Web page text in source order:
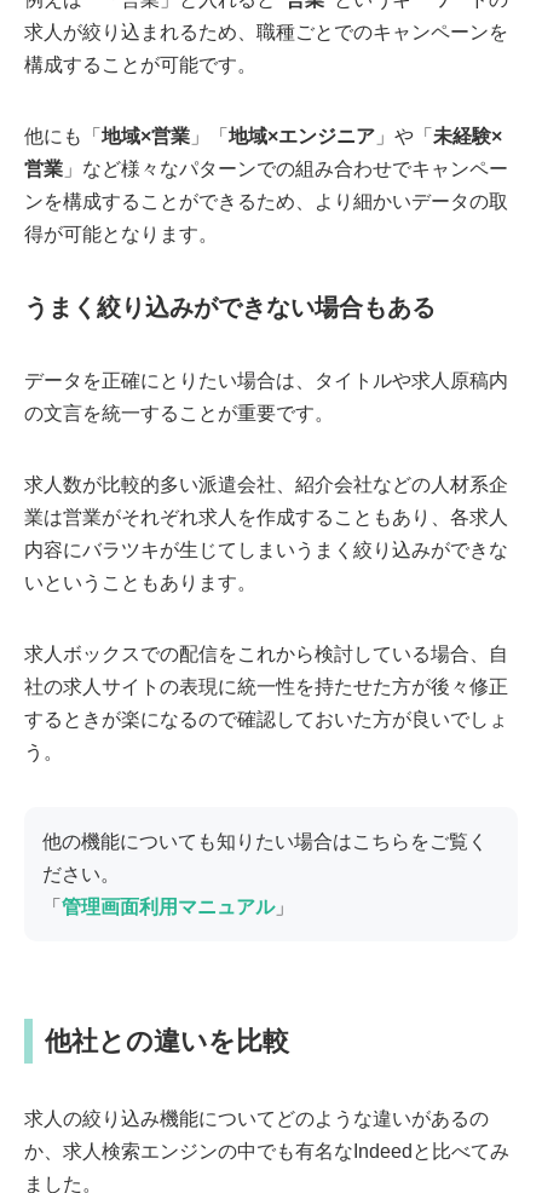
求人が絞り込まれるため、職種ごとでのキャンペーンを
構成することが可能です。
他にも「 地域×営業 」「 地域×エンジニア 」や「 未経験×
営業 」など様々なパターンでの組み合わせでキャンペー
ンを構成することができるため、より細かいデータの取
得が可能となります。
うまく絞り込みができない場合もある
データを正確にとりたい場合は、タイトルや求人原稿内
の文言を統一することが重要です。
求人数が比較的多い派遣会社、紹介会社などの人材系企
業は営業がそれぞれ求人を作成することもあり、各求人
内容にバラツキが生じてしまいうまく絞り込みができな
いということもあります。
求人ボックスでの配信をこれから検討している場合、自
社の求人サイトの表現に統一性を持たせた方が後々修正
するときが楽になるので確認しておいた方が良いでしょ
う。
他の機能についても知りたい場合はこちらをご覧く
ださい。
「 管理画面利用マニュアル」
他社との違いを比較
求人の絞り込み機能についてどのような違いがあるの
か、求人検索エンジンの中でも有名なIndeedと比べてみ
ました。